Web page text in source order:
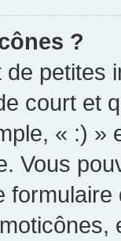
?
petites
court et
« :) »
Vous